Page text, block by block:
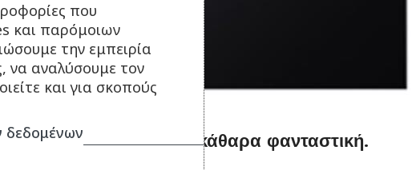
Οθόνη Liquid Retina ξεκάθαρα φανταστική.
που
και παρόμοιων
την εμπειρία
να αναλύσουμε τον
και για σκοπούς